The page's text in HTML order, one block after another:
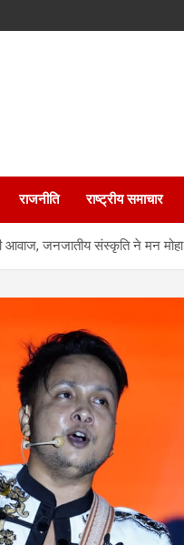
राजनीति राष्ट्रीय समाचार
आवाज, जनजातीय संस्कृति ने मन मोहा